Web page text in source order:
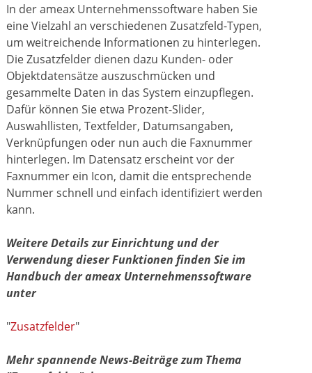
In der ameax Unternehmenssoftware haben Sie
eine Vielzahl an verschiedenen Zusatzfeld-Typen,
um weitreichende Informationen zu hinterlegen.
Die Zusatzfelder dienen dazu Kunden- oder
Objektdatensätze auszuschmücken und
gesammelte Daten in das System einzupflegen.
Dafür können Sie etwa Prozent-Slider,
Auswahllisten, Textfelder, Datumsangaben,
Verknüpfungen oder nun auch die Faxnummer
hinterlegen. Im Datensatz erscheint vor der
Faxnummer ein Icon, damit die entsprechende
Nummer schnell und einfach identifiziert werden
kann.
Weitere Details zur Einrichtung und der
Verwendung dieser Funktionen finden Sie im
Handbuch der ameax Unternehmenssoftware
unter
"Zusatzfelder"
Mehr spannende News-Beiträge zum Thema